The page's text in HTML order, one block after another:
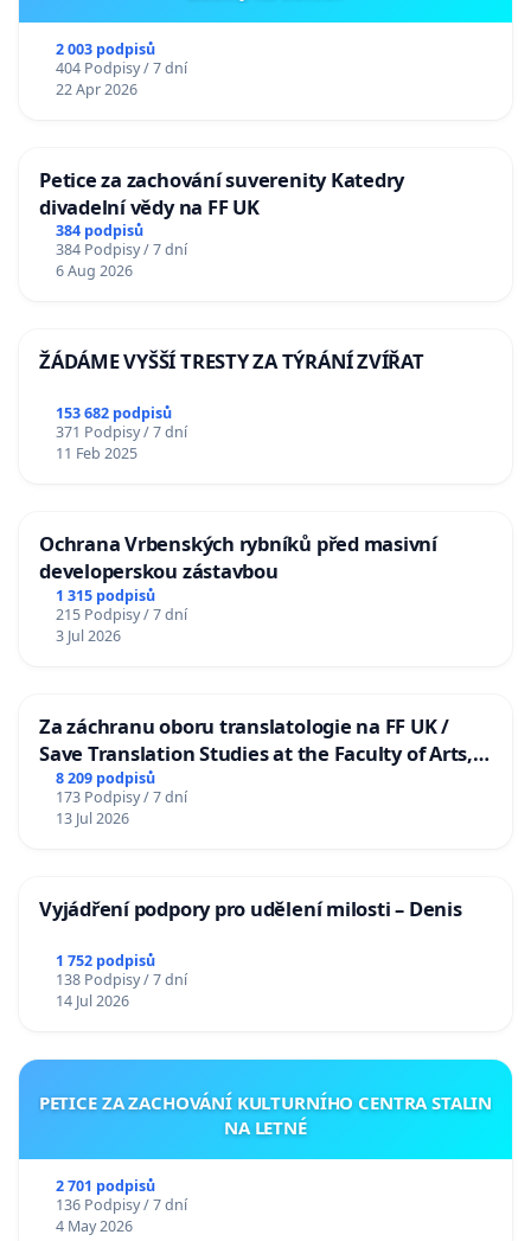
2 003 podpisů
404 Podpisy / 7 dní
22 Apr 2026
Petice za zachování suverenity Katedry
divadelní vědy na FF UK
384 podpisů
384 Podpisy / 7 dní
6 Aug 2026
ŽÁDÁME VYŠŠÍ TRESTY ZA TÝRÁNÍ ZVÍŘAT
153 682 podpisů
371 Podpisy / 7 dní
11 Feb 2025
Ochrana Vrbenských rybníků před masivní
developerskou zástavbou
1 315 podpisů
215 Podpisy / 7 dní
3 Jul 2026
Za záchranu oboru translatologie na FF UK /
Save Translation Studies at the Faculty of Arts,
Charles University
8 209 podpisů
173 Podpisy / 7 dní
13 Jul 2026
Vyjádření podpory pro udělení milosti – Denis
1 752 podpisů
138 Podpisy / 7 dní
14 Jul 2026
PETICE ZA ZACHOVÁNÍ KULTURNÍHO CENTRA STALIN
NA LETNÉ
2 701 podpisů
136 Podpisy / 7 dní
4 May 2026